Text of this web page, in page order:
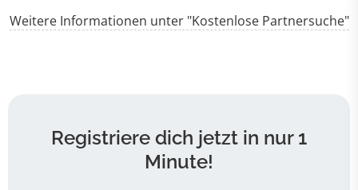
Weitere Informationen unter "Kostenlose Partnersuche"
Registriere dich jetzt in nur 1
Minute!